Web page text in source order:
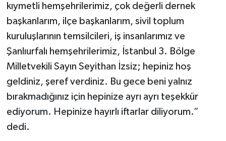
kıymetli hemşehrilerimiz, çok değerli dernek
başkanlarım, ilçe başkanlarım, sivil toplum
kuruluşlarının temsilcileri, iş insanlarımız ve
Şanlıurfalı hemşehrilerimiz, İstanbul 3. Bölge
Milletvekili Sayın Seyithan İzsiz; hepiniz hoş
geldiniz, şeref verdiniz. Bu gece beni yalnız
bırakmadığınız için hepinize ayrı ayrı teşekkür
ediyorum. Hepinize hayırlı iftarlar diliyorum.”
dedi.